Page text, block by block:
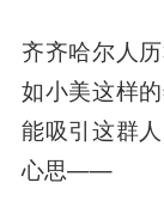
齐齐哈尔人
如小美这样
能吸引这群
心思——